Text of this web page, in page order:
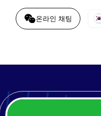
온라인 채팅